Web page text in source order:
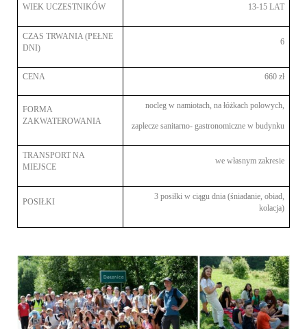
WIEK UCZESTNIKÓW 13-15 LAT
CZAS TRWANIA (PEŁNE
DNI)
6
CENA 660 zł
FORMA
ZAKWATEROWANIA
nocleg w namiotach, na łóżkach polowych,
zaplecze sanitarno- gastronomiczne w budynku
TRANSPORT NA
MIEJSCE
we własnym zakresie
POSIŁKI
3 posiłki w ciągu dnia (śniadanie, obiad,
kolacja)